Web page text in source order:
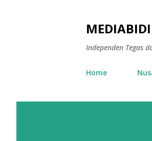
Independen Tegas
Home